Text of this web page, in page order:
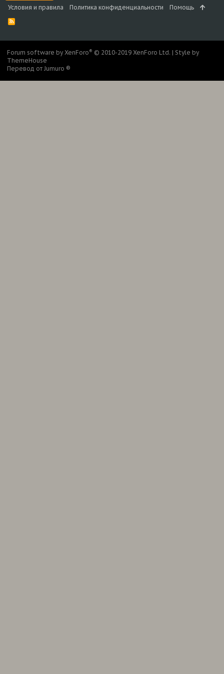
Условия и правила
Политика конфиденциальности Помощь
R
Forum software by XenForo® © 2010-2019 XenForo Ltd. | Style by
ThemeHouse
Перевод от Jumuro ®